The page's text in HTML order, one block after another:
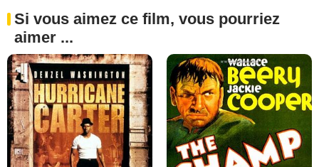
Si vous aimez ce film, vous pourriez
aimer ...